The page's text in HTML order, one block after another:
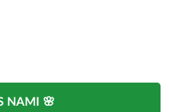
NAMI 🌸